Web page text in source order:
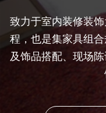
致力于室内装修装
程，也是集家具组
及饰品搭配、现场